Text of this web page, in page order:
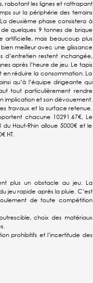
rabotant les lignes et rattrapant
sur la périphérie des terrains
deuxième phase consistera à
quelques 9 tonnes de brique
mais beaucoup plus
meilleur avec une glissance
d’entretien restent inchangée,
après l’heure de jeu. Le tapis
réduire la consommation. La
qu’à l’équipe dirigeante qui
tout particulièrement rendre
implication et son dévouement.
travaux et la surface retenue.
chacune 10291.67€, Le
Haut-Rhin alloue 5000€ et le
HT.
plus un obstacle au jeu. La
jeu rapide après la pluie. C’est
de toute compétition
choix des matériaux
prohibitifs et l’incertitude des